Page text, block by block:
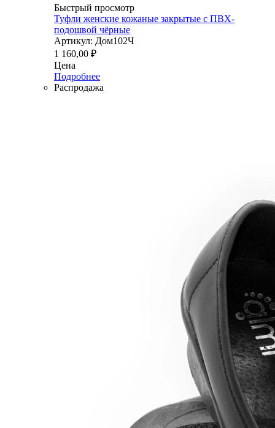
Быстрый просмотр
Туфли женские кожаные закрытые с ПВХ-
подошвой чёрные
Артикул: Дом102Ч
1 160,00 ₽
Цена
Подробнее
Распродажа